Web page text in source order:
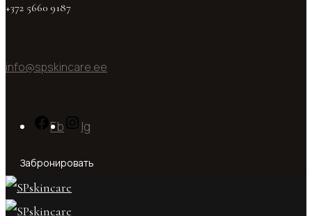
+372 5660 9187
info@spskincare.ee
Fb Ig
Забронировать